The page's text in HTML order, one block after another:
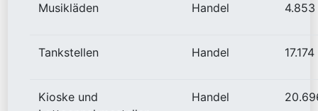
Musikläden Handel 4.853
Tankstellen Handel 17.174
Kioske und
Handel